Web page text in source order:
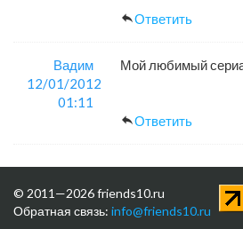
Ответить
Вадим
12/01/2012
01:11
Мой любимый
Ответить
© 2011—2026 friends10.ru
Обратная связь: info@friends10.ru